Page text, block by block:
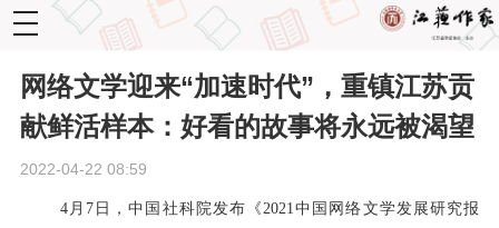
toggle
navigation
网络文学迎来“加速时代”，重镇江苏贡
献鲜活样本：好看的故事将永远被渴望
2022-04-22 08:59
4月7日，中国社科院发布《2021中国网络文学发展研究报